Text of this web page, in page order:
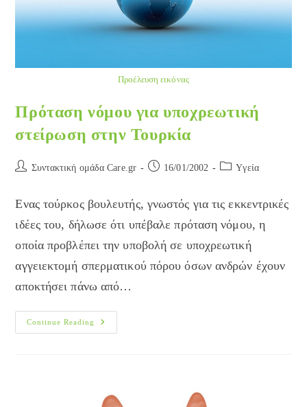
Προέλευση εικόνας
Πρόταση νόμου για υποχρεωτική
στείρωση στην Τουρκία
Post Συντακτική ομάδα Care.gr
Post 16/01/2002
PostYγεία
Ενας τούρκος βουλευτής, γνωστός για τις εκκεντρικές
ιδέες του, δήλωσε ότι υπέβαλε πρόταση νόμου, η
οποία προβλέπει την υποβολή σε υποχρεωτική
αγγειεκτομή σπερματικού πόρου όσων ανδρών έχουν
αποκτήσει πάνω από…
Continue Reading
Πρόταση
Νόμου